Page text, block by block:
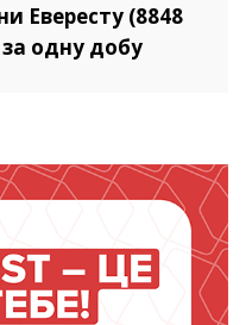
Евересту (8848
одну добу